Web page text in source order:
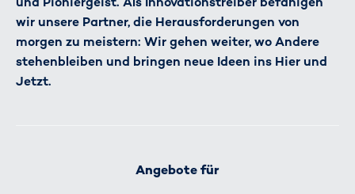
wir unsere Partner, die Herausforderungen von
morgen zu meistern: Wir gehen weiter, wo Andere
stehenbleiben und bringen neue Ideen ins Hier und
Jetzt.
Angebote für